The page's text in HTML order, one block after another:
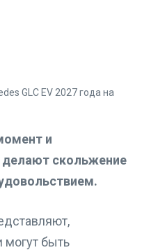
и
делают скольжение
могут быть